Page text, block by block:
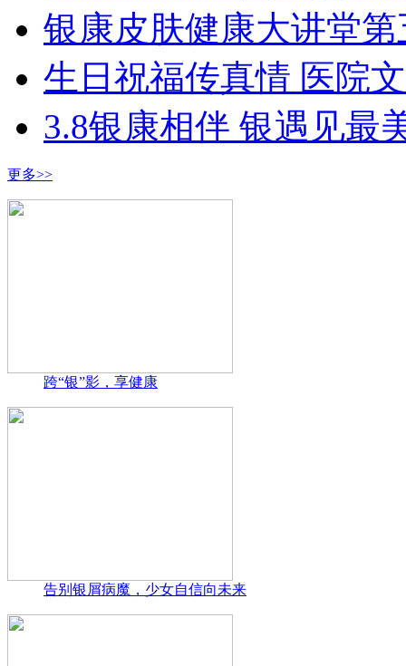
银康皮肤健康大讲堂第
生日祝福传真情 医院
3.8银康相伴 银遇见最
更多>>
跨“银”影，享健康
告别银屑病魔，少女自信向未来